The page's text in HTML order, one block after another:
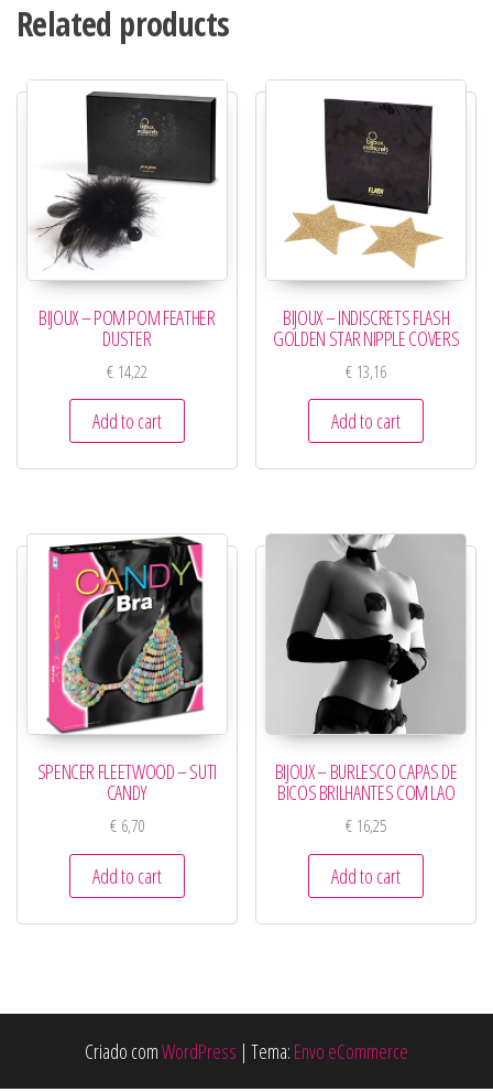
Related products
BIJOUX – POM POM FEATHER
DUSTER
€14,22
Add to cart
BIJOUX – INDISCRETS FLASH
GOLDEN STAR NIPPLE COVERS
€ 13,16
Add to cart
SPENCER FLEETWOOD – SUTI
CANDY
€6,70
Add to cart
BIJOUX – BURLESCO CAPAS DE
BICOS BRILHANTES COM LAO
€ 16,25
Add to cart
Criado comWordPress | Tema: Envo eCommerce